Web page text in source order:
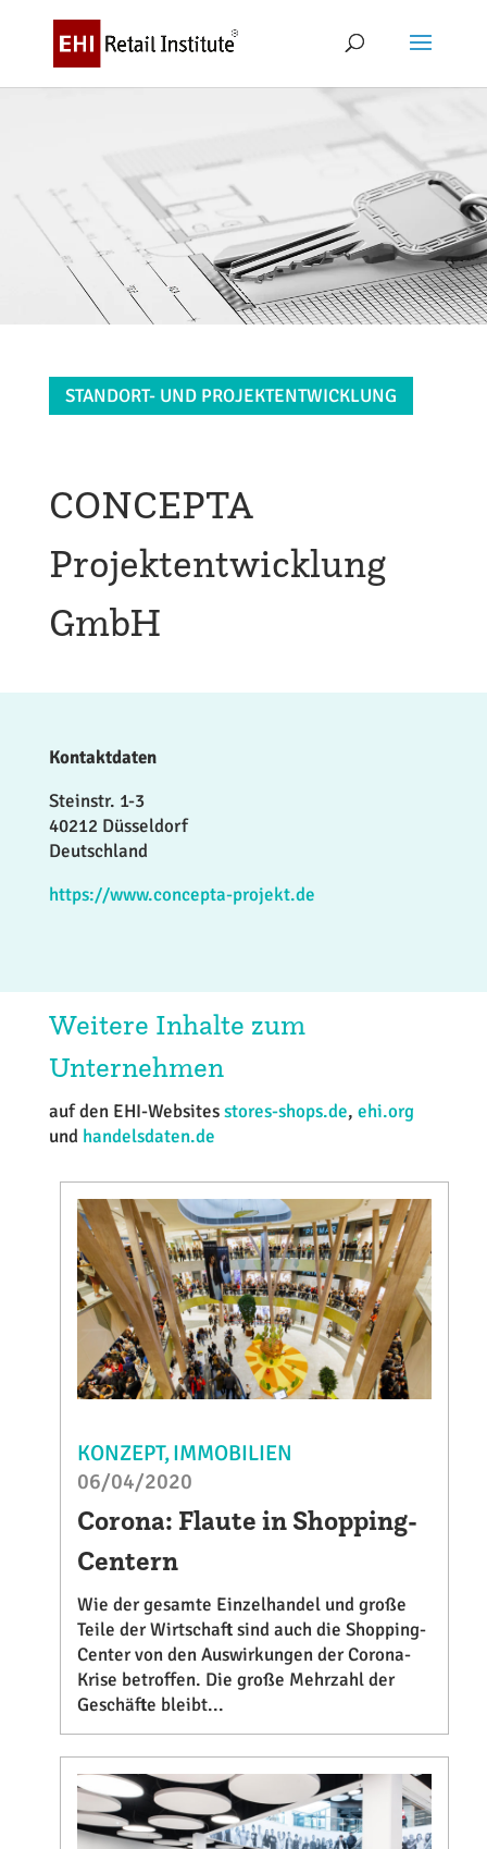
STANDORT- UND PROJEKTENTWICKLUNG
CONCEPTA
Projektentwicklung
GmbH
Kontaktdaten
Steinstr. 1-3
40212 Düsseldorf
Deutschland
https://www.concepta-projekt.de
Weitere Inhalte zum
Unternehmen
auf den EHI-Websitesstores-shops.de, ehi.org
und handelsdaten.de
KONZEPT IMMOBILIEN
06/04/2020
Corona: Flaute in Shopping-
Centern
Wie der gesamte Einzelhandel und große
Teile der Wirtschaft sind auch die Shopping-
Center von den Auswirkungen der Corona-
Krise betroffen. Die große Mehrzahl der
Geschäfte bleibt...